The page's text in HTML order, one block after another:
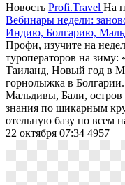
Новость Profi.Travel На
Вебинары недели:
Индию, Болгарию,
Профи, изучите на
туроператоров на
Таиланд, Новый год в
горнолыжка в
Мальдивы, Бали,
знания по шикарным
отельную базу по всем
22 октября 07:34 4957